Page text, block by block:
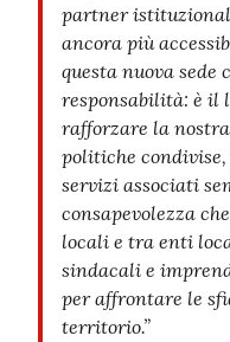
partner
ancora più
questa nuova sede
responsabilità: è il
rafforzare la
politiche
servizi associati
consapevolezza
locali e tra enti
sindacali e
per affrontare le
territorio.”